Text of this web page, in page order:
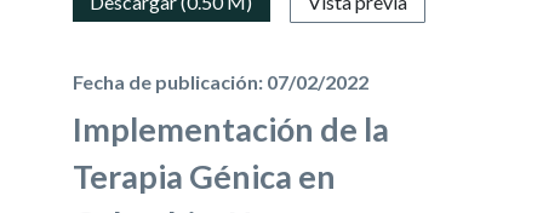
Fecha de publicación: 07/02/2022
Implementación de la
Terapia Génica en